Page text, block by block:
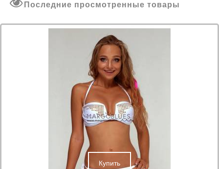
Последние просмотренные товары
Купить